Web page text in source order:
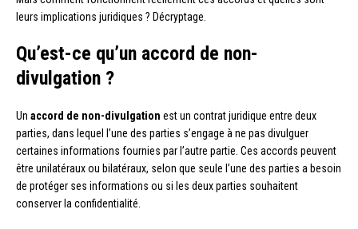
leurs implications juridiques ? Décryptage.
Qu’est-ce qu’un accord de non-
divulgation ?
Un accord de non-divulgation est un contrat juridique entre deux
parties, dans lequel l’une des parties s’engage à ne pas divulguer
certaines informations fournies par l’autre partie. Ces accords peuvent
être unilatéraux ou bilatéraux, selon que seule l’une des parties a besoin
de protéger ses informations ou si les deux parties souhaitent
conserver la confidentialité.